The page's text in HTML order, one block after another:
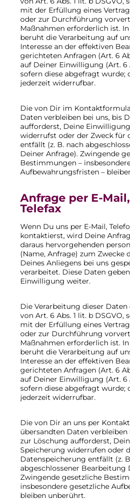
mit der Erfüllung eines
oder zur Durchführung
Maßnahmen erforderlich ist.
beruht die Verarbeitung auf
Interesse an der effektiven
gerichteten Anfragen (Art. 6
auf Deiner Einwilligung (Art. 6
sofern diese abgefragt wurde;
jederzeit widerrufbar.
Die von Dir im
Daten verbleiben bei uns, bis
aufforderst, Deine
widerrufst oder der Zweck für
entfällt (z. B. nach
Deiner Anfrage). Zwingende
Bestimmungen –
Aufbewahrungsfristen –
Anfrage per E-
Telefax
Wenn Du uns per E-Mail,
kontaktierst, wird Deine
daraus hervorgehenden
(Name, Anfrage) zum Zwecke
Deines Anliegens bei uns
verarbeitet. Diese Daten
Einwilligung weiter.
Die Verarbeitung dieser
von Art. 6 Abs. 1 lit. b DSGVO,
mit der Erfüllung eines
oder zur Durchführung
Maßnahmen erforderlich ist.
beruht die Verarbeitung auf
Interesse an der effektiven
gerichteten Anfragen (Art. 6
auf Deiner Einwilligung (Art. 6
sofern diese abgefragt wurde;
jederzeit widerrufbar.
Die von Dir an uns per
übersandten Daten verbleiben
zur Löschung aufforderst,
Speicherung widerrufen oder
Datenspeicherung entfällt (z.
abgeschlossener Bearbeitung
Zwingende gesetzliche
insbesondere gesetzliche
bleiben unberührt.